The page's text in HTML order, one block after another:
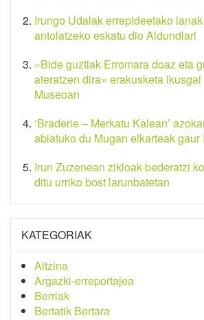
Irungo Udalak errepideetako
antolatzeko eskatu dio Aldundiari
«Bide guztiak Erromara doaz eta
ateratzen dira» erakusketa
Museoan
‘Braderie – Merkatu Kalean’
abiatuko du Mugan elkarteak gaur
Irun Zuzenean zikloak bederatzi
ditu urriko bost larunbatetan
KATEGORIAK
Aitzina
Argazki-erreportajea
Berriak
Bertatik Bertara